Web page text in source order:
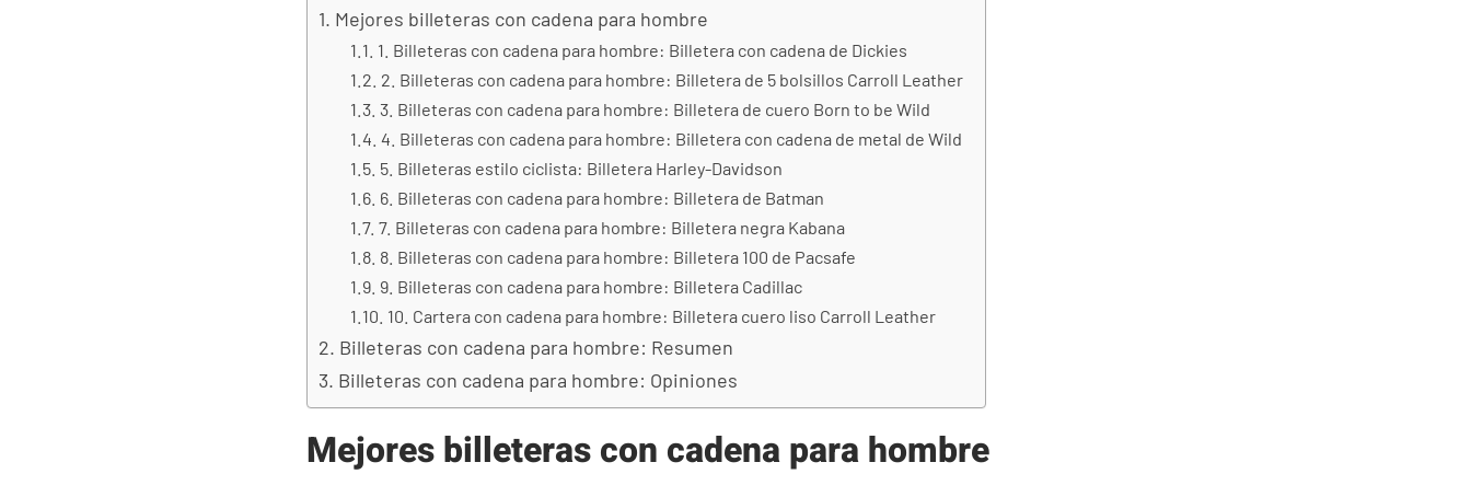
Mejores billeteras con cadena para hombre
1. Billeteras con cadena para hombre: Billetera con cadena de Dickies
2. Billeteras con cadena para hombre: Billetera de 5 bolsillos Carroll Leather
3. Billeteras con cadena para hombre: Billetera de cuero Born to be Wild
4. Billeteras con cadena para hombre: Billetera con cadena de metal de Wild
5. Billeteras estilo ciclista: Billetera Harley-Davidson
6. Billeteras con cadena para hombre: Billetera de Batman
7. Billeteras con cadena para hombre: Billetera negra Kabana
8. Billeteras con cadena para hombre: Billetera 100 de Pacsafe
9. Billeteras con cadena para hombre: Billetera Cadillac
10. Cartera con cadena para hombre: Billetera cuero liso Carroll Leather
Billeteras con cadena para hombre: Resumen
Billeteras con cadena para hombre: Opiniones
Mejores billeteras con cadena para hombre